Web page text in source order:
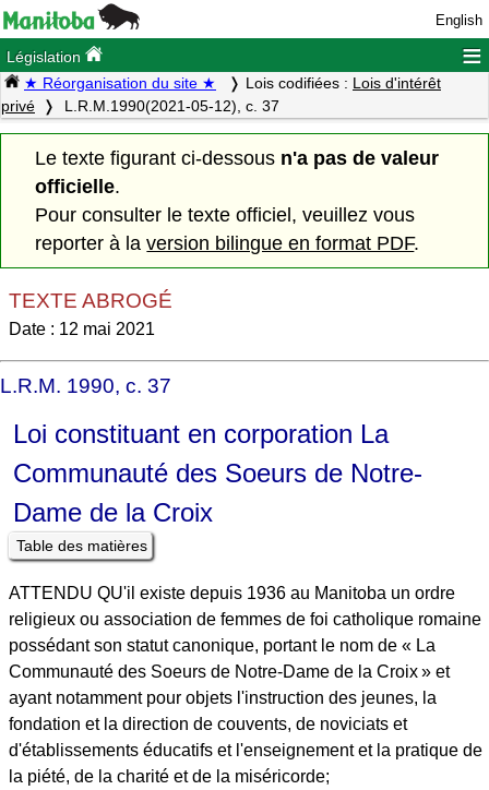
English
Législation ≡
★ Réorganisation du site ★ Lois codifiées : Lois d'intérêt
privé
L.R.M.1990(2021-05-12), c. 37
Le texte figurant ci-dessous n'a pas de valeur
officielle.
Pour consulter le texte officiel, veuillez vous
reporter à laversion bilingue en format PDF.
TEXTE ABROGÉ
Date : 12 mai 2021
L.R.M. 1990, c. 37
Loi constituant en corporation La
Communauté des Soeurs de Notre-
Dame de la Croix
Table des matières
ATTENDU QU'il existe depuis 1936 au Manitoba un ordre
religieux ou association de femmes de foi catholique romaine
possédant son statut canonique, portant le nom de « La
Communauté des Soeurs de Notre-Dame de la Croix » et
ayant notamment pour objets l'instruction des jeunes, la
fondation et la direction de couvents, de noviciats et
d'établissements éducatifs et l'enseignement et la pratique de
la piété, de la charité et de la miséricorde;